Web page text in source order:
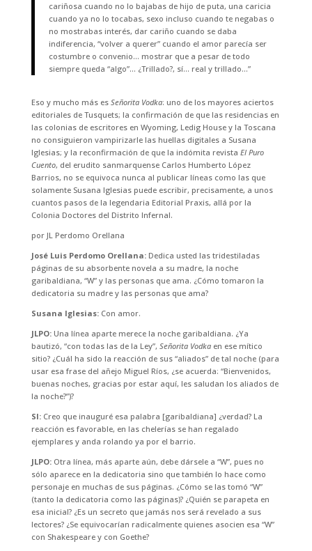
cariñosa cuando no lo bajabas de hijo de puta, una caricia
cuando ya no lo tocabas, sexo incluso cuando te negabas o
no mostrabas interés, dar cariño cuando se daba
indiferencia, “volver a querer” cuando el amor parecía ser
costumbre o convenio… mostrar que a pesar de todo
siempre queda “algo”… ¿Trillado?, sí… real y trillado…”
Eso y mucho más es Señorita Vodka: uno de los mayores aciertos
editoriales de Tusquets; la confirmación de que las residencias en
las colonias de escritores en Wyoming, Ledig House y la Toscana
no consiguieron vampirizarle las huellas digitales a Susana
Iglesias; y la reconfirmación de que la indómita revista El Puro
Cuento, del erudito sanmarquense Carlos Humberto López
Barrios, no se equivoca nunca al publicar líneas como las que
solamente Susana Iglesias puede escribir, precisamente, a unos
cuantos pasos de la legendaria Editorial Praxis, allá por la
Colonia Doctores del Distrito Infernal.
por JL Perdomo Orellana
José Luis Perdomo Orellana:Dedica usted las tridestiladas
páginas de su absorbente novela a su madre, la noche
garibaldiana, “W” y las personas que ama. ¿Cómo tomaron la
dedicatoria su madre y las personas que ama?
Susana Iglesias:Con amor.
JLPO:Una línea aparte merece la noche garibaldiana. ¿Ya
bautizó, “con todas las de la Ley”, Señorita Vodkaen ese mítico
sitio? ¿Cuál ha sido la reacción de sus “aliados” de tal noche (para
usar esa frase del añejo Miguel Ríos, ¿se acuerda: “Bienvenidos,
buenas noches, gracias por estar aquí, les saludan los aliados de
la noche?”)?
SI:Creo que inauguré esa palabra [garibaldiana] ¿verdad? La
reacción es favorable, en las chelerías se han regalado
ejemplares y anda rolando ya por el barrio.
JLPO:Otra línea, más aparte aún, debe dársele a “W”, pues no
sólo aparece en la dedicatoria sino que también lo hace como
personaje en muchas de sus páginas. ¿Cómo se las tomó “W”
(tanto la dedicatoria como las páginas)? ¿Quién se parapeta en
esa inicial? ¿Es un secreto que jamás nos será revelado a sus
lectores? ¿Se equivocarían radicalmente quienes asocien esa “W”
con Shakespeare y con Goethe?